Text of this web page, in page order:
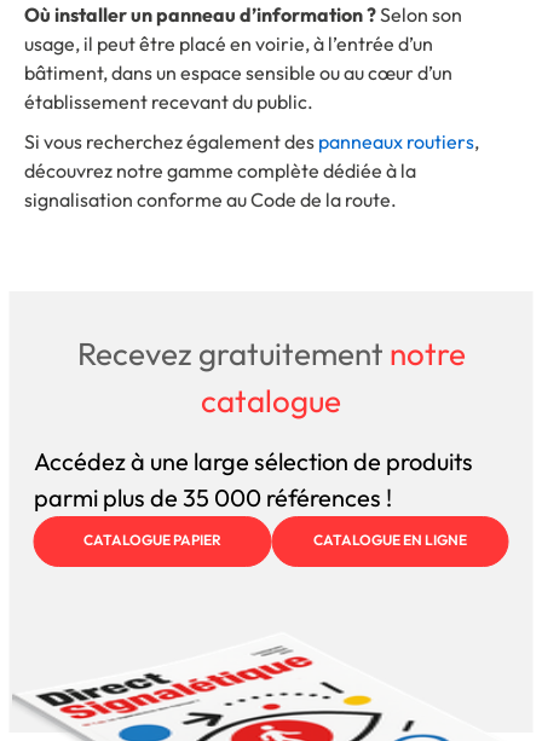
Où installer un panneau d’information ?Selon son
usage, il peut être placé en voirie, à l’entrée d’un
bâtiment, dans un espace sensible ou au cœur d’un
établissement recevant du public.
Si vous recherchez également des panneaux routiers,
découvrez notre gamme complète dédiée à la
signalisation conforme au Code de la route.
Recevez gratuitement notre
catalogue
Accédez à une large sélection de produits
parmi plus de 35 000 références !
CATALOGUE PAPIER CATALOGUE EN LIGNE